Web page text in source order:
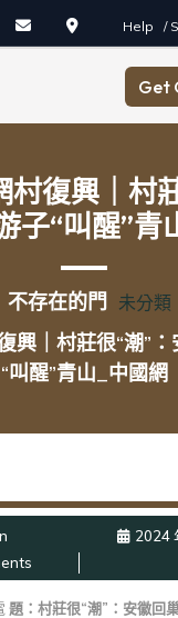
Help /
Get
復興｜村
子“叫醒”青
不存在的門 未分類
興｜村莊很“潮”
“叫醒”青山_中國網
2024
題：村莊很“潮”：安徽回